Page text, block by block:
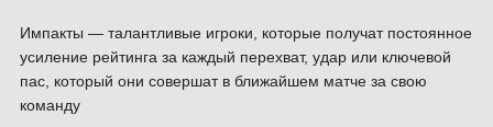
Импакты — талантливые игроки, которые получат постоянное
усиление рейтинга за каждый перехват, удар или ключевой
пас, который они совершат в ближайшем матче за свою
команду